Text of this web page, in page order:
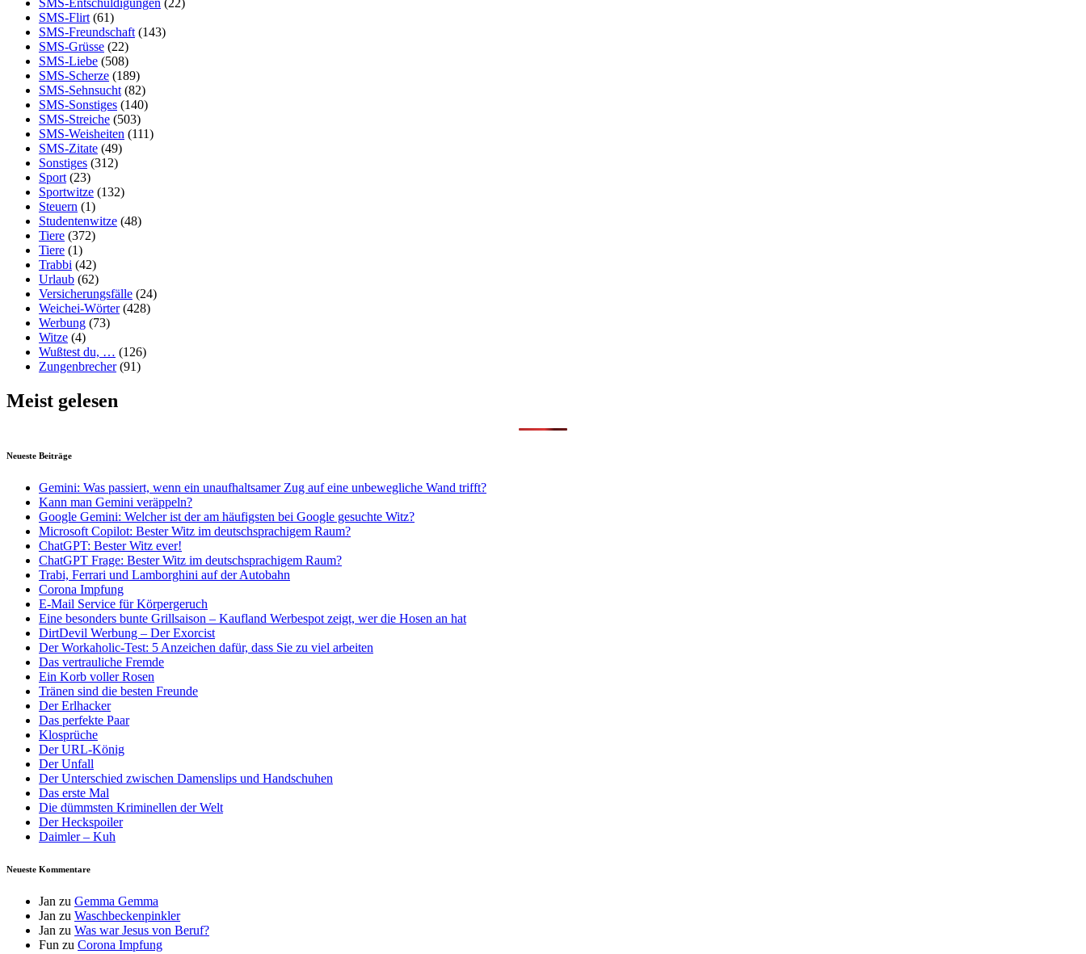
SMS-Entschuldigungen (22)
SMS-Flirt(61)
SMS-Freundschaft(143)
SMS-Grüsse (22)
SMS-Liebe (508)
SMS-Scherze (189)
SMS-Sehnsucht(82)
SMS-Sonstiges (140)
SMS-Streiche (503)
SMS-Weisheiten (111)
SMS-Zitate (49)
Sonstiges (312)
Sport(23)
Sportwitze (132)
Steuern (1)
Studentenwitze (48)
Tiere (372)
Tiere (1)
Trabbi (42)
Urlaub (62)
Versicherungsfälle (24)
Weichei-Wörter(428)
Werbung (73)
Witze (4)
Wußtest du, … (126)
Zungenbrecher(91)
Meist gelesen
Neueste Beiträge
Gemini: Was passiert, wenn ein unaufhaltsamer Zug auf eine unbewegliche Wand trifft?
Kann man Gemini veräppeln?
Google Gemini: Welcher ist der am häufigsten bei Google gesuchte Witz?
Microsoft Copilot: Bester Witz im deutschsprachigem Raum?
ChatGPT: Bester Witz ever!
ChatGPT Frage: Bester Witz im deutschsprachigem Raum?
Trabi, Ferrari und Lamborghini auf der Autobahn
Corona Impfung
E-Mail Service für Körpergeruch
Eine besonders bunte Grillsaison – Kaufland Werbespot zeigt, wer die Hosen an hat
DirtDevil Werbung – Der Exorcist
Der Workaholic-Test: 5 Anzeichen dafür, dass Sie zu viel arbeiten
Das vertrauliche Fremde
Ein Korb voller Rosen
Tränen sind die besten Freunde
Der Erlhacker
Das perfekte Paar
Klosprüche
Der URL-König
Der Unfall
Der Unterschied zwischen Damenslips und Handschuhen
Das erste Mal
Die dümmsten Kriminellen der Welt
Der Heckspoiler
Daimler – Kuh
Neueste Kommentare
Jan zu Gemma Gemma
Jan zu Waschbeckenpinkler
Jan zu Was war Jesus von Beruf?
Fun zu Corona Impfung